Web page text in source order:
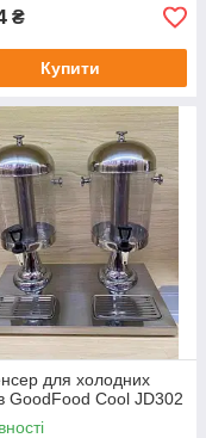
₴
Купити
для холодних
GoodFood Cool JD302